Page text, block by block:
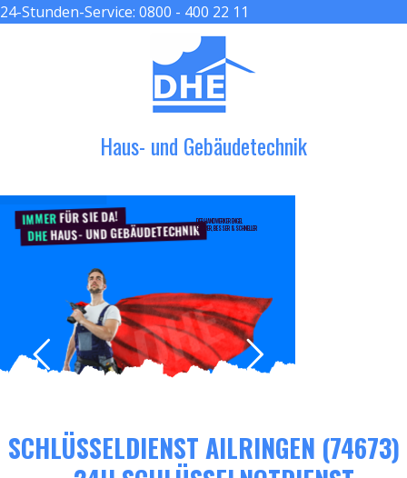
24-Stunden-Service: 0800 - 400 22 11
Haus- und Gebäudetechnik
IMMERFÜR SIE DA!
DHEHAUS- UND GEBÄUDETECHNIK
DER HANDWERKER ENGEL
GRÖßER, BESSER & SCHNELLER
SCHLÜSSELDIENST AILRINGEN (74673)